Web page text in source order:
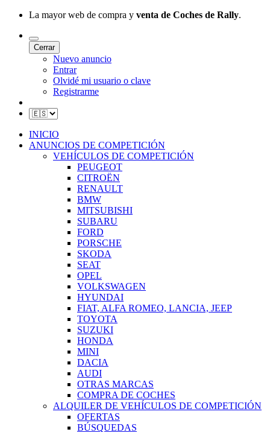
La mayor web de compra y venta de Coches de Rally.
Cerrar
Nuevo anuncio
Entrar
Olvidé mi usuario o clave
Registrarme
INICIO
ANUNCIOS DE COMPETICIÓN
VEHÍCULOS DE COMPETICIÓN
PEUGEOT
CITROËN
RENAULT
BMW
MITSUBISHI
SUBARU
FORD
PORSCHE
SKODA
SEAT
OPEL
VOLKSWAGEN
HYUNDAI
FIAT, ALFA ROMEO, LANCIA, JEEP
TOYOTA
SUZUKI
HONDA
MINI
DACIA
AUDI
OTRAS MARCAS
COMPRA DE COCHES
ALQUILER DE VEHÍCULOS DE COMPETICIÓN
OFERTAS
BÚSQUEDAS